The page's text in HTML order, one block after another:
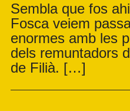
Sembla que fos
Fosca veiem
enormes amb les
dels remuntadors
de Filià. […]